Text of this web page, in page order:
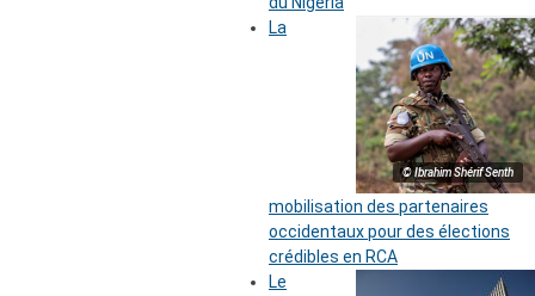
© Ibrahim Shérif Senth
La
mobilisation des partenaires
occidentaux pour des élections
crédibles en RCA
Le